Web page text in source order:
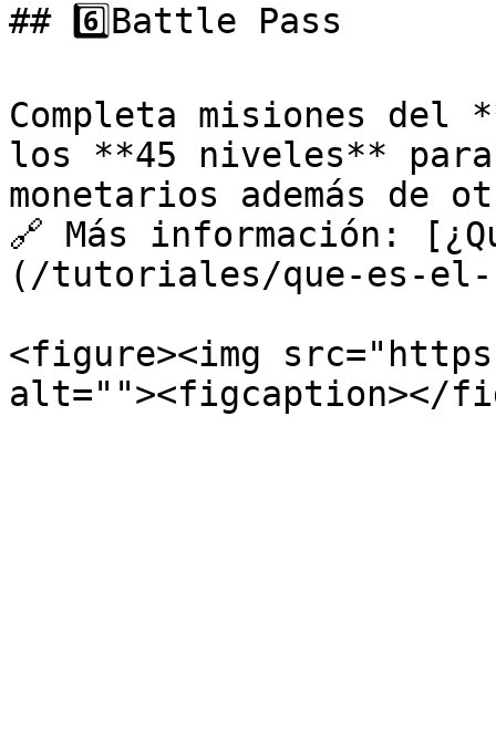
## 6️⃣Battle Pass
Completa misiones del
los **45 niveles** para
monetarios además de
🔗 Más información:
(/tutoriales/que-es-el-
<figure><img